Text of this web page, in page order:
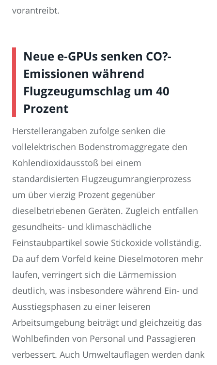
vorantreibt.
Neue e-GPUs senken CO?-
Emissionen während
Flugzeugumschlag um 40
Prozent
Herstellerangaben zufolge senken die
vollelektrischen Bodenstromaggregate den
Kohlendioxidausstoß bei einem
standardisierten Flugzeugumrangierprozess
um über vierzig Prozent gegenüber
dieselbetriebenen Geräten. Zugleich entfallen
gesundheits- und klimaschädliche
Feinstaubpartikel sowie Stickoxide vollständig.
Da auf dem Vorfeld keine Dieselmotoren mehr
laufen, verringert sich die Lärmemission
deutlich, was insbesondere während Ein- und
Ausstiegsphasen zu einer leiseren
Arbeitsumgebung beiträgt und gleichzeitig das
Wohlbefinden von Personal und Passagieren
verbessert. Auch Umweltauflagen werden dank